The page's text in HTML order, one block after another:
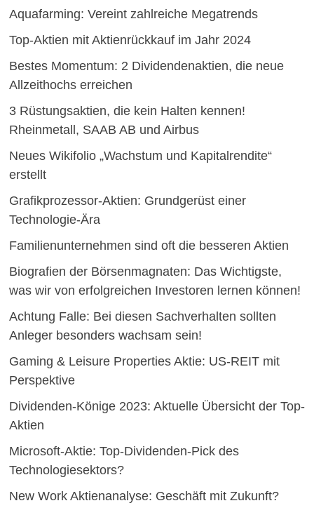
Aquafarming: Vereint zahlreiche Megatrends
Top-Aktien mit Aktienrückkauf im Jahr 2024
Bestes Momentum: 2 Dividendenaktien, die neue
Allzeithochs erreichen
3 Rüstungsaktien, die kein Halten kennen!
Rheinmetall, SAAB AB und Airbus
Neues Wikifolio „Wachstum und Kapitalrendite“
erstellt
Grafikprozessor-Aktien: Grundgerüst einer
Technologie-Ära
Familienunternehmen sind oft die besseren Aktien
Biografien der Börsenmagnaten: Das Wichtigste,
was wir von erfolgreichen Investoren lernen können!
Achtung Falle: Bei diesen Sachverhalten sollten
Anleger besonders wachsam sein!
Gaming & Leisure Properties Aktie: US-REIT mit
Perspektive
Dividenden-Könige 2023: Aktuelle Übersicht der Top-
Aktien
Microsoft-Aktie: Top-Dividenden-Pick des
Technologiesektors?
New Work Aktienanalyse: Geschäft mit Zukunft?